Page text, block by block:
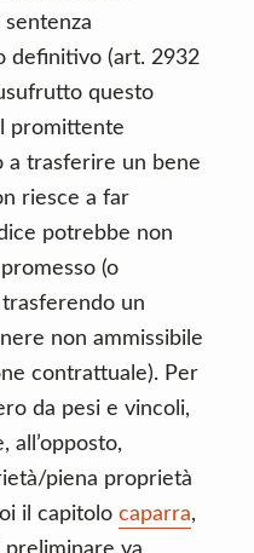
definitivo (art. 2932
questo
promittente
a trasferire un bene
riesce a far
potrebbe non
(o
un
non ammissibile
contrattuale). Per
da pesi e vincoli,
all’opposto,
piena proprietà
il capitolo caparra,